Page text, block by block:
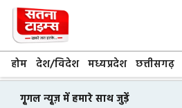
Skip
content
होम देश/विदेश मध्यप्रदेश छत्तीसगढ़
गूगल न्यूज़ में हमारे साथ जुड़ें